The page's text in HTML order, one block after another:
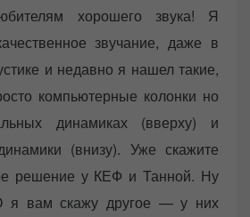
хорошего звука! Я
звучание, даже в
и недавно я нашел такие,
компьютерные колонки но
динамиках (вверху) и
(внизу). Уже скажите
решение у КЕФ и Танной. Ну
я вам скажу другое — у них